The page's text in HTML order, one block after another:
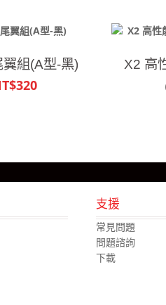
組(A型-黑)
X2 高
支援
常見問題
問題諮詢
下載